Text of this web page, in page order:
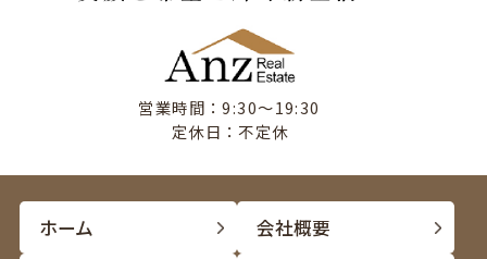
営業時間：9:30〜19:30
定休日：不定休
ホーム
会社概要